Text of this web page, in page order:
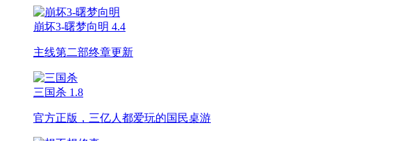
崩坏3-曙梦向明 4.4
主线第二部终章更新
三国杀 1.8
官方正版，三亿人都爱玩的国民桌游